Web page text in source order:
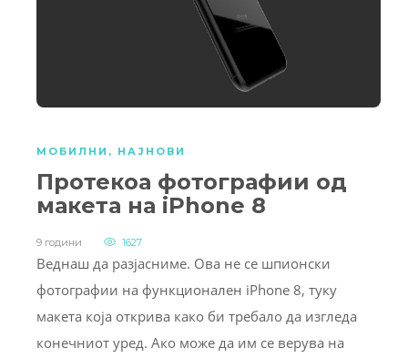
МОБИЛНИ , НАЈНОВИ
Протекоа фотографии од
макета на iPhone 8
9 години 1627
Веднаш да разјасниме. Ова не се шпионски
фотографии на функционален iPhone 8, туку
макета која открива како би требало да изгледа
конечниот уред. Ако може да им се верува на